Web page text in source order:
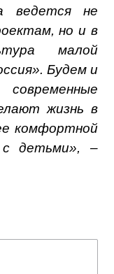
ведется не
но и в
малой
Будем и
жизнь в
комфортной
детьми», –